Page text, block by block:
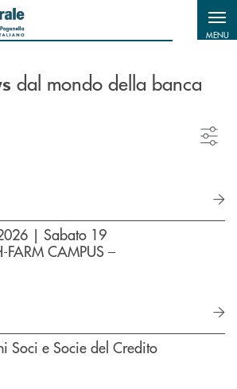
MENU
dal mondo della banca
| Sabato 19
FARM CAMPUS –
Soci e Socie del Credito